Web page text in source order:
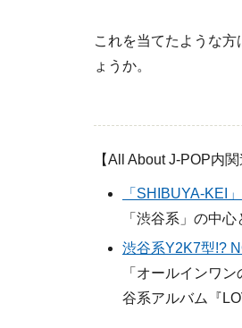
これを当てたような
ょうか。
【All About J-POP内
「SHIBUYA-KEI」
「渋谷系」の中
渋谷系Y2K7型!?
「オールインワ
谷系アルバム『